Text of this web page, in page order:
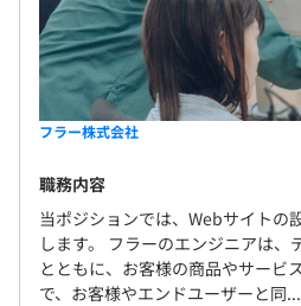
フラー株式会社
職務内容
当ポジションでは、Webサイトの
します。 フラーのエンジニアは、
とともに、お客様の商品やサービ
で、お客様やエンドユーザーと同...